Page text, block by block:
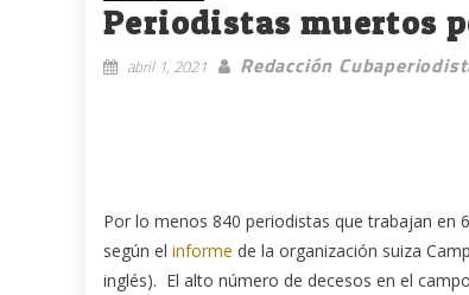
Periodistas muertos
abril 1, 2021 Redacción
Por lo menos 840 periodistas que trabajan en
según el informe de la organización suiza
inglés). El alto número de decesos en el